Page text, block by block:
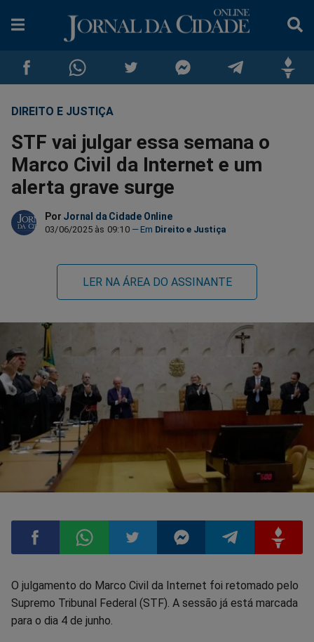
Compartilhar
no
Facebook
Compartilhar
no
Whatsapp
Compartilhar
no
Twitter
no
Messenger
no
DIREITO E JUSTIÇA
STF vai julgar essa semana o
Marco Civil da Internet e um
alerta grave surge
Por Jornal da Cidade Online
03/06/2025 às 09:10 Direito e Justiça
LER NA ÁREA DO ASSINANTE
Compartilhar
no
Compartilhar
no
CompartilharCompartilharCompartilhar
O julgamento do Marco Civil da Internet foi retomado pelo
Supremo Tribunal Federal (STF). A sessão já está marcada
para o dia 4 de junho.